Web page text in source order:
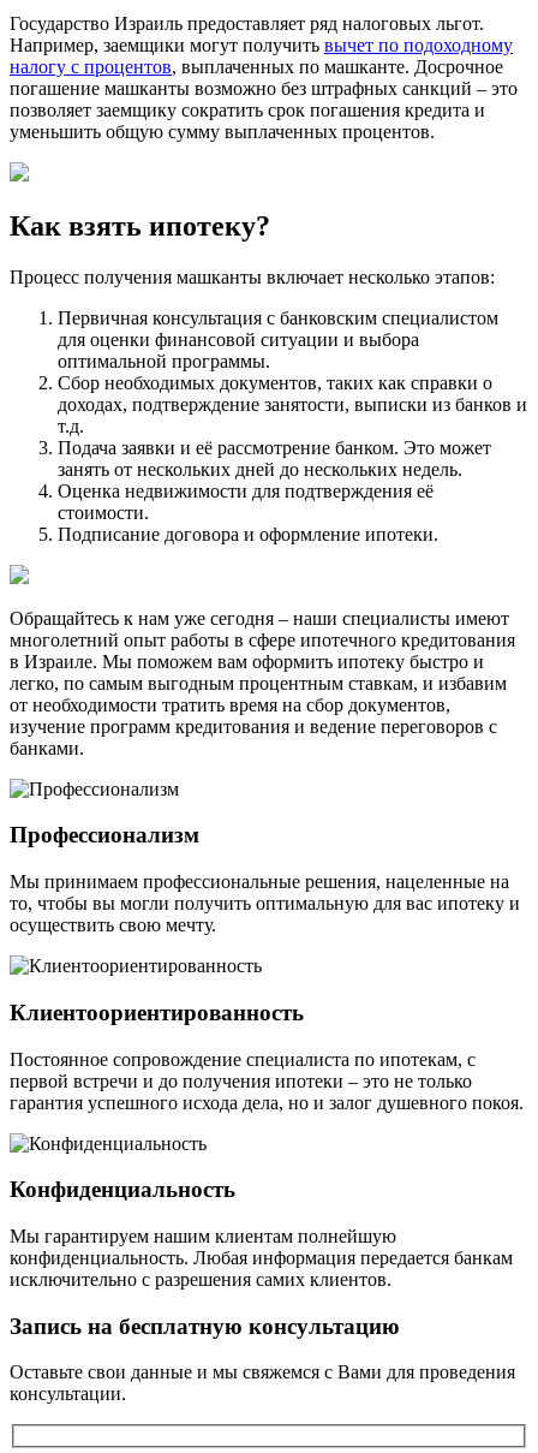
Государство Израиль предоставляет ряд налоговых льгот.
Например, заемщики могут получить вычет по подоходному
налогу с процентов, выплаченных по машканте. Досрочное
погашение машканты возможно без штрафных санкций – это
позволяет заемщику сократить срок погашения кредита и
уменьшить общую сумму выплаченных процентов.
Как взять ипотеку?
Процесс получения машканты включает несколько этапов:
Первичная консультация с банковским специалистом
для оценки финансовой ситуации и выбора
оптимальной программы.
Сбор необходимых документов, таких как справки о
доходах, подтверждение занятости, выписки из банков и
т.д.
Подача заявки и её рассмотрение банком. Это может
занять от нескольких дней до нескольких недель.
Оценка недвижимости для подтверждения её
стоимости.
Подписание договора и оформление ипотеки.
Обращайтесь к нам уже сегодня – наши специалисты имеют
многолетний опыт работы в сфере ипотечного кредитования
в Израиле. Мы поможем вам оформить ипотеку быстро и
легко, по самым выгодным процентным ставкам, и избавим
от необходимости тратить время на сбор документов,
изучение программ кредитования и ведение переговоров с
банками.
Профессионализм
Мы принимаем профессиональные решения, нацеленные на
то, чтобы вы могли получить оптимальную для вас ипотеку и
осуществить свою мечту.
Клиентоориентированность
Постоянное сопровождение специалиста по ипотекам, с
первой встречи и до получения ипотеки – это не только
гарантия успешного исхода дела, но и залог душевного покоя.
Конфиденциальность
Мы гарантируем нашим клиентам полнейшую
конфиденциальность. Любая информация передается банкам
исключительно с разрешения самих клиентов.
Запись на бесплатную консультацию
Оставьте свои данные и мы свяжемся с Вами для проведения
консультации.